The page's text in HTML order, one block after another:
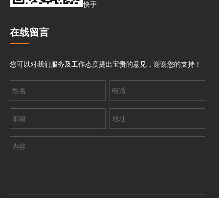
快手
在线留言
您可以对我们服务及工作态度提出宝贵的意见，谢谢您的支持！